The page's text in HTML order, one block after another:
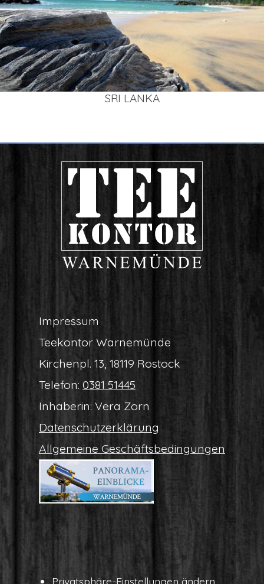
SRI LAN­KA
Impres­sum
Tee­kon­tor Warnemünde
Kir­chen­pl. 13, 18119 Rostock
Tele­fon: 0381 51445
Inha­be­rin: Vera Zorn
Daten­schutz­er­klä­rung
All­ge­mei­ne Geschäftsbedingungen
Pri­vat­sphä­re-Ein­stel­lun­gen ändern